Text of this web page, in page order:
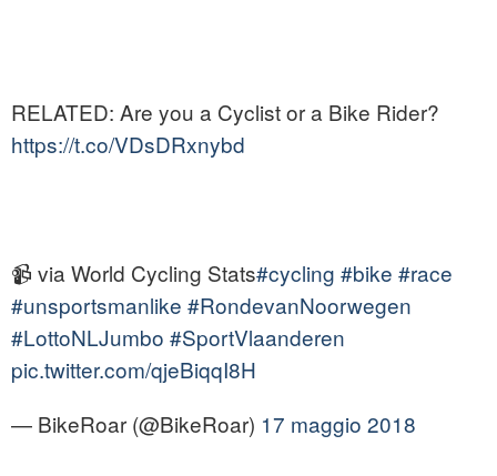
RELATED: Are you a Cyclist or a Bike Rider?
https://t.co/VDsDRxnybd
📹 via World Cycling Stats#cycling #bike #race
#unsportsmanlike #RondevanNoorwegen
#LottoNLJumbo #SportVlaanderen
pic.twitter.com/qjeBiqqI8H
— BikeRoar (@BikeRoar) 17 maggio 2018